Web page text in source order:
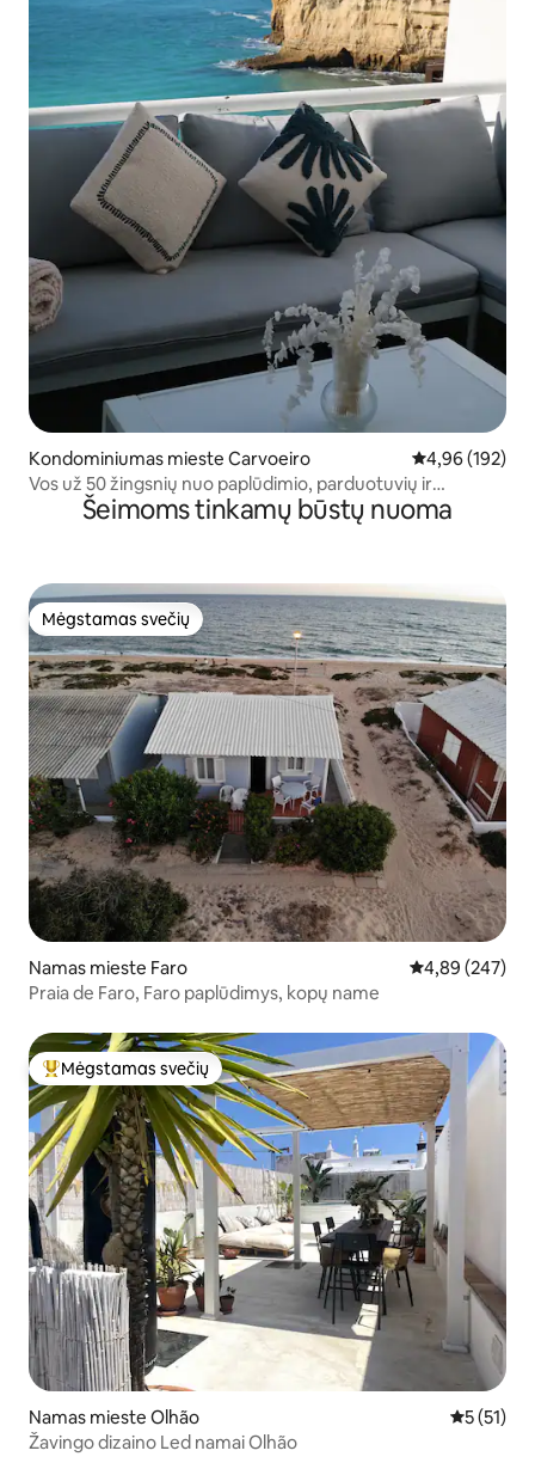
Kondominiumas mieste Carvoeiro Vidutinis
4,96 (192)
Vos už 50 žingsnių nuo paplūdimio, parduotuvių ir
restoranųŠeimoms tinkamų būstų nuoma
Mėgstamas svečių
Mėgstamas svečių
Namas mieste Faro Vidutinis
4,89 (247)
Praia de Faro, Faro paplūdimys, kopų name
Svečių mėgstamiausias
Mėgstamas svečių
Namas mieste Olhão Vidutinis
5 (51)
Žavingo dizaino Led namai Olhão